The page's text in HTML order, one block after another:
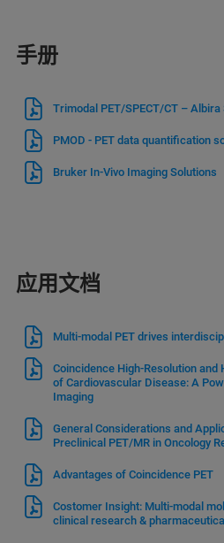
手册
Trimodal PET/SPECT/CT – Albira
PMOD - PET data quantification
Bruker In-Vivo Imaging Solutions
应用文档
Multi-modal PET drives
Coincidence High-Resolution and
of Cardiovascular Disease: A
Imaging
General Considerations and
Preclinical PET/MR in Oncology
Advantages of Coincidence PET
Costomer Insight: Multi-modal
clinical research &